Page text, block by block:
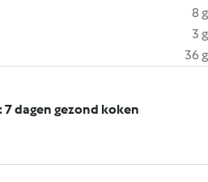
8 g
3 g
36 g
7 dagen gezond koken